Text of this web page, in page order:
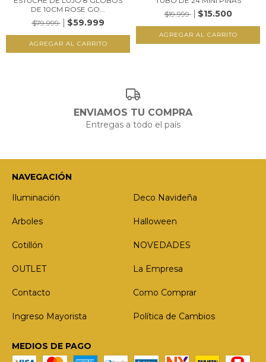
DE 10CM ROSE GO...
$79.999
$59.999
$19.999
$15.500
ENVIAMOS TU COMPRA
Entregas a todo el país
NAVEGACIÓN
Iluminación
Deco Navideña
Arboles Halloween
Cotillón NOVEDADES
OUTLET La Empresa
Contacto Como Comprar
Ingreso Mayorista Política de Cambios
MEDIOS DE PAGO